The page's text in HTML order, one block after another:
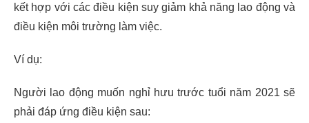
kết hợp với các điều kiện suy giảm khả năng lao động và
điều kiện môi trường làm việc.
Ví dụ:
Người lao động muốn nghỉ hưu trước tuổi năm 2021 sẽ
phải đáp ứng điều kiện sau: